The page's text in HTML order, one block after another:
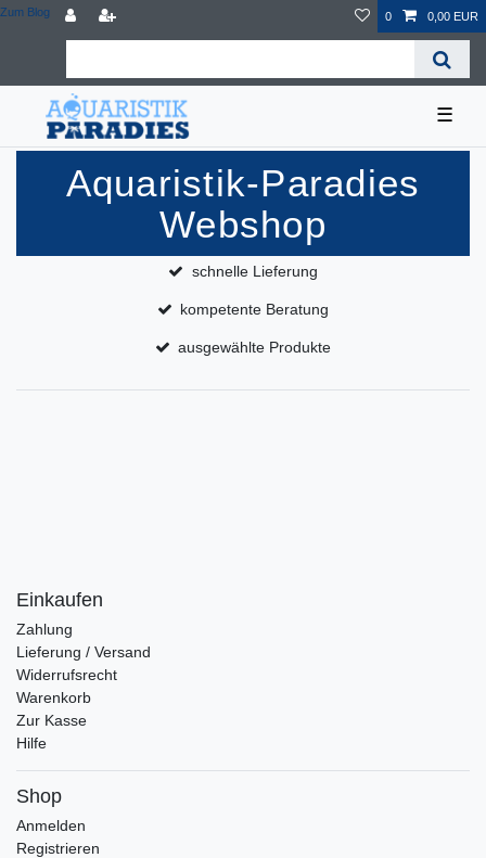
Zum Blog 0 0,00 EUR
☰
Aquaristik-Paradies
Webshop
schnelle Lieferung
kompetente Beratung
ausgewählte Produkte
Einkaufen
Zahlung
Lieferung / Versand
Widerrufsrecht
Warenkorb
Zur Kasse
Hilfe
Shop
Anmelden
Registrieren